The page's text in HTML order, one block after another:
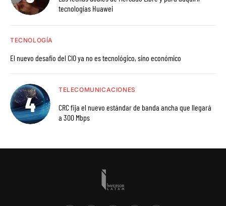
tecnologías Huawei
TECNOLOGÍA
El nuevo desafío del CIO ya no es tecnológico, sino económico
TELECOMUNICACIONES
CRC fija el nuevo estándar de banda ancha que llegará
a 300 Mbps